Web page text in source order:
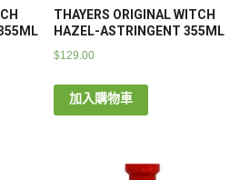
THAYERS ORIGINAL WITCH
HAZEL-ASTRINGENT 355ML
$129.00
加入購物車